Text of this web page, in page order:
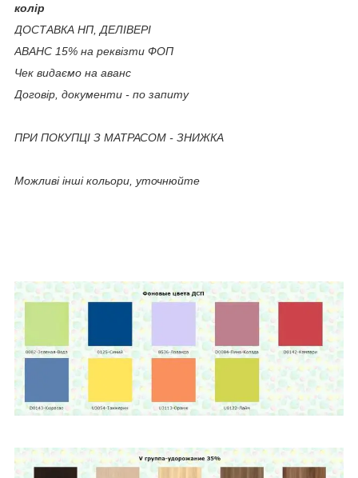
колір
ДОСТАВКА НП, ДЕЛІВЕРІ
АВАНС 15% на реквізти ФОП
Чек видаємо на аванс
Договір, документи - по запиту
ПРИ ПОКУПЦІ З МАТРАСОМ - ЗНИЖКА
Можливі інші кольори, уточнюйте